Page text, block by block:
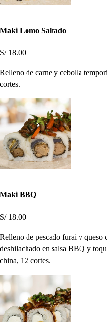
Maki Lomo Saltado
S/ 18.00
Relleno de carne y cebolla
cortes.
Maki BBQ
S/ 18.00
Relleno de pescado furai y queso
deshilachado en salsa BBQ y
china, 12 cortes.